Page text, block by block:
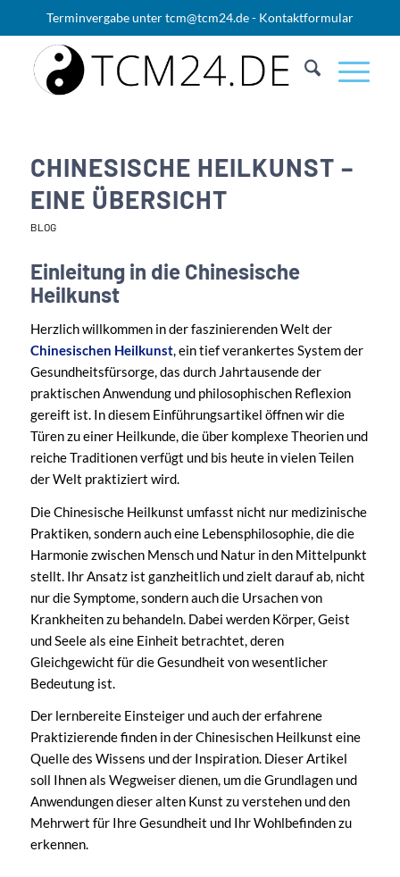
Terminvergabe untertcm@tcm24.de- Kontaktformular
CHINESISCHE HEILKUNST –
EINE ÜBERSICHT
BLOG
Einleitung in die Chinesische
Heilkunst
Herzlich willkommen in der faszinierenden Welt der
Chinesischen Heilkunst, ein tief verankertes System der
Gesundheitsfürsorge, das durch Jahrtausende der
praktischen Anwendung und philosophischen Reflexion
gereift ist. In diesem Einführungsartikel öffnen wir die
Türen zu einer Heilkunde, die über komplexe Theorien und
reiche Traditionen verfügt und bis heute in vielen Teilen
der Welt praktiziert wird.
Die Chinesische Heilkunst umfasst nicht nur medizinische
Praktiken, sondern auch eine Lebensphilosophie, die die
Harmonie zwischen Mensch und Natur in den Mittelpunkt
stellt. Ihr Ansatz ist ganzheitlich und zielt darauf ab, nicht
nur die Symptome, sondern auch die Ursachen von
Krankheiten zu behandeln. Dabei werden Körper, Geist
und Seele als eine Einheit betrachtet, deren
Gleichgewicht für die Gesundheit von wesentlicher
Bedeutung ist.
Der lernbereite Einsteiger und auch der erfahrene
Praktizierende finden in der Chinesischen Heilkunst eine
Quelle des Wissens und der Inspiration. Dieser Artikel
soll Ihnen als Wegweiser dienen, um die Grundlagen und
Anwendungen dieser alten Kunst zu verstehen und den
Mehrwert für Ihre Gesundheit und Ihr Wohlbefinden zu
erkennen.